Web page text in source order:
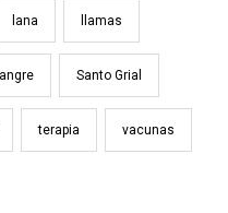
lana llamas
Santo Grial
terapia vacunas